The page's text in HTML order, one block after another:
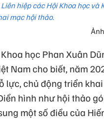
hiệp các Hội Khoa học và
mạc hội thảo.
học Phan Xuân
Nam cho biết, năm
lực, chủ động triển
hình như hội thảo
một số điều của